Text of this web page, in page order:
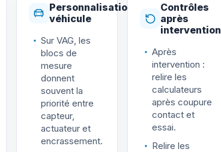
Personnalisation
véhicule
Sur VAG, les
blocs de
mesure
donnent
souvent la
priorité entre
capteur,
actuateur et
encrassement.
Contrôles
après
intervention
Après
intervention :
relire les
calculateurs
après coupure
contact et
essai.
Relire les